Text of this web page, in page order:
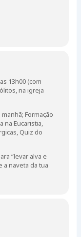
13h00 (com
na igreja
Formação
na Eucaristia,
Quiz do
“levar alva e
a naveta da tua